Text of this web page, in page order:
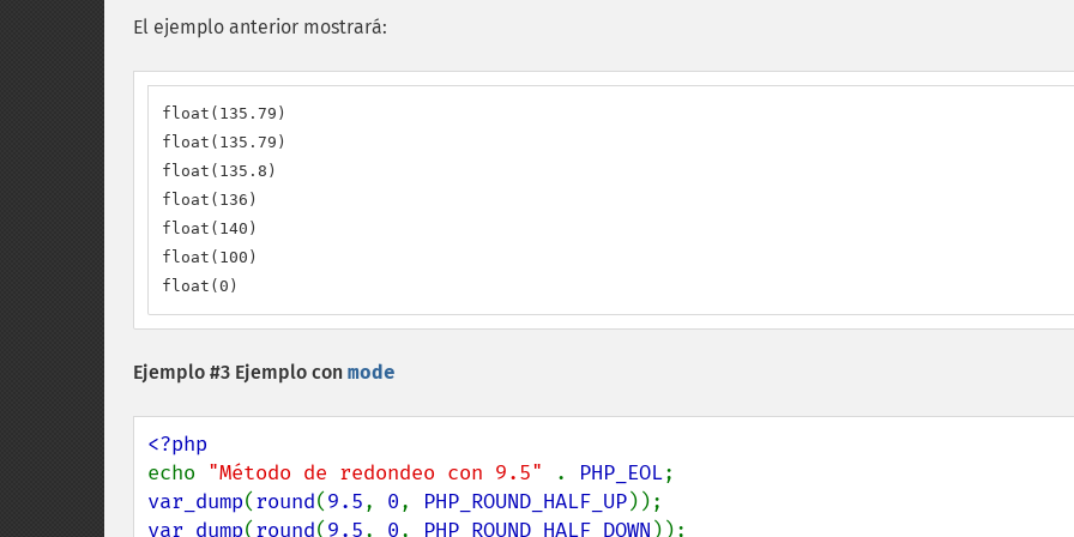
El ejemplo anterior mostrará:
float(135.79)
float(135.79)
float(135.8)
float(136)
float(140)
float(100)
float(0)
Ejemplo #3 Ejemplo con mode
echo "Método de redondeo con 9.5" . PHP_EOL
var_dump(round(9.5, 0, PHP_ROUND_HALF_UP
var_dump(round(9.5, 0, PHP_ROUND_HALF_DOWN